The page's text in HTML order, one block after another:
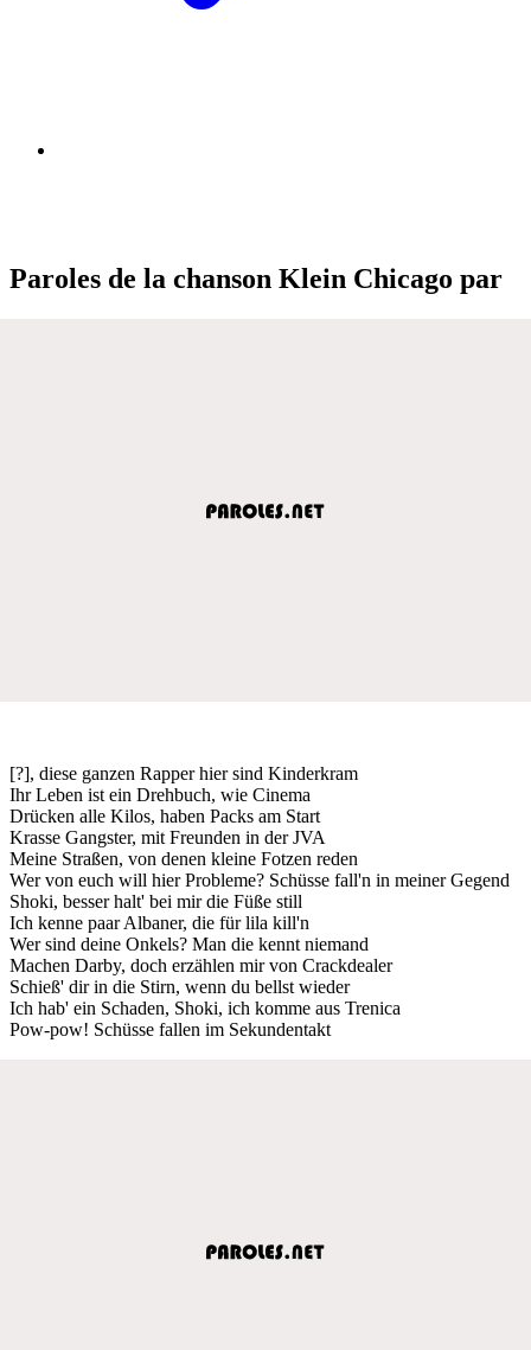
Paroles de la chanson Klein Chicago par
[?], diese ganzen Rapper hier sind Kinderkram
Ihr Leben ist ein Drehbuch, wie Cinema
Drücken alle Kilos, haben Packs am Start
Krasse Gangster, mit Freunden in der JVA
Meine Straßen, von denen kleine Fotzen reden
Wer von euch will hier Probleme? Schüsse fall'n in meiner Gegend
Shoki, besser halt' bei mir die Füße still
Ich kenne paar Albaner, die für lila kill'n
Wer sind deine Onkels? Man die kennt niemand
Machen Darby, doch erzählen mir von Crackdealer
Schieß' dir in die Stirn, wenn du bellst wieder
Ich hab' ein Schaden, Shoki, ich komme aus Trenica
Pow-pow! Schüsse fallen im Sekundentakt